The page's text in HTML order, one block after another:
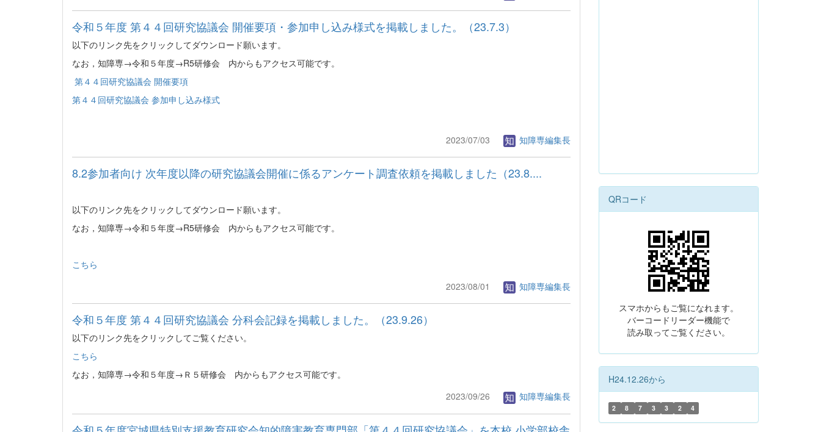
令和５年度 第４４回研究協議会 開催要項・参加申し込み様式を掲載しました。（23.7.3）
以下のリンク先をクリックしてダウンロード願います。
なお，知障専→令和５年度→R5研修会 内からもアクセス可能です。
第４４回研究協議会 開催要項
第４４回研究協議会 参加申し込み様式
2023/07/03 知障専編集長
8.2参加者向け 次年度以降の研究協議会開催に係るアンケート調査依頼を掲載しました（23.8....
以下のリンク先をクリックしてダウンロード願います。
なお，知障専→令和５年度→R5研修会 内からもアクセス可能です。
こちら
2023/08/01
知障専編集長
令和５年度 第４４回研究協議会 分科会記録を掲載しました。（23.9.26）
以下のリンク先をクリックしてご覧ください。
こちら
なお，知障専→令和５年度→Ｒ５研修会 内からもアクセス可能です。
2023/09/26
知障専編集長
QRコード
スマホからもご覧になれます。
バーコードリーダー機能で
読み取ってご覧ください。
H24.12.26から
2 8 7 3 3 2 4